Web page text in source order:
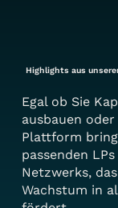
Highlights aus
Egal ob Sie
ausbauen
Plattform
passenden
Netzwerks,
Wachstum in